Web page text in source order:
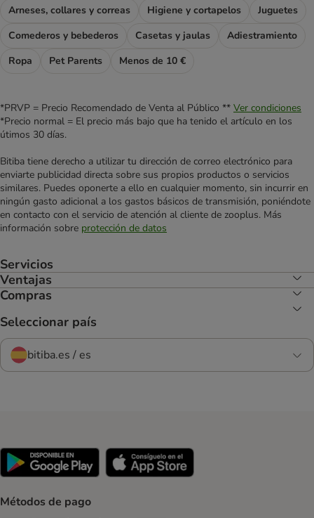
Arneses, collares y correas
Higiene y cortapelos
Juguetes
Comederos y bebederos
Casetas y jaulas
Adiestramiento
Ropa
Pet Parents Menos de 10 €
*PRVP = Precio Recomendado de Venta al Público ** Ver condiciones
*Precio normal = El precio más bajo que ha tenido el artículo en los
útimos 30 días.
Bitiba tiene derecho a utilizar tu dirección de correo electrónico para
enviarte publicidad directa sobre sus propios productos o servicios
similares. Puedes oponerte a ello en cualquier momento, sin incurrir en
ningún gasto adicional a los gastos básicos de transmisión, poniéndote
en contacto con el servicio de atención al cliente de zooplus. Más
información sobre protección de datos
Servicios
Ventajas
Compras
Seleccionar país
bitiba.es / es
Métodos de pago